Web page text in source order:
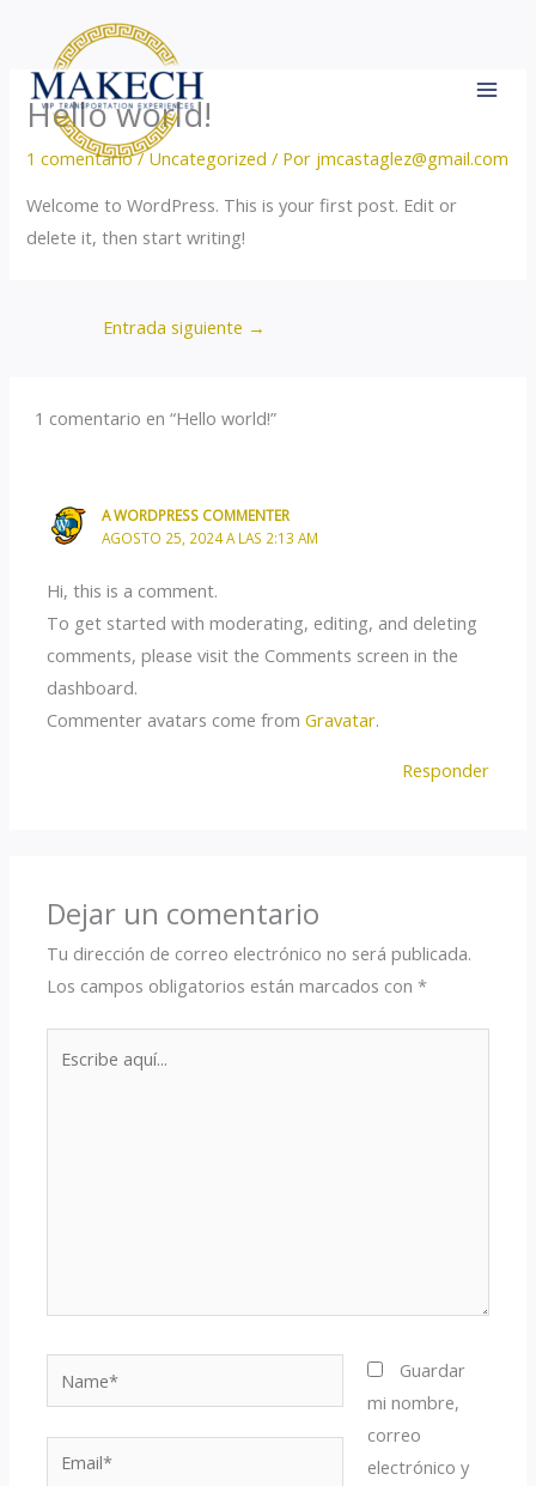
contenido
Hello world!
1 comentario /Uncategorized / Por jmcastaglez@gmail.com
Welcome to WordPress. This is your first post. Edit or
delete it, then start writing!
Entrada siguiente →
1 comentario en “Hello world!”
A WORDPRESS COMMENTER
AGOSTO 25, 2024 A LAS 2:13 AM
Hi, this is a comment.
To get started with moderating, editing, and deleting
comments, please visit the Comments screen in the
dashboard.
Commenter avatars come fromGravatar.
Responder
Dejar un comentario
Tu dirección de correo electrónico no será publicada.
Los campos obligatorios están marcados con*
Guardar
mi nombre,
correo
electrónico y